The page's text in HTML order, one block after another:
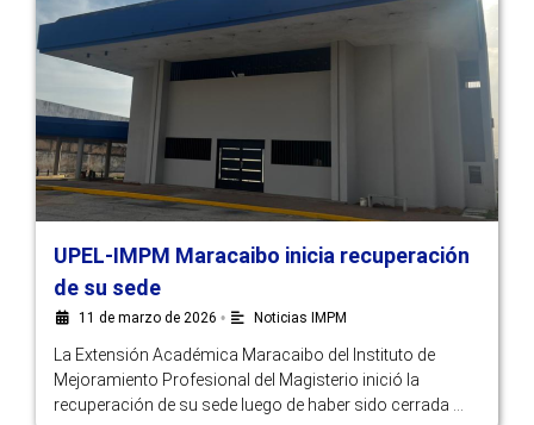
UPEL-IMPM Maracaibo inicia recuperación
de su sede
11 de marzo de 2026 • Noticias IMPM
La Extensión Académica Maracaibo del Instituto de
Mejoramiento Profesional del Magisterio inició la
recuperación de su sede luego de haber sido cerrada …